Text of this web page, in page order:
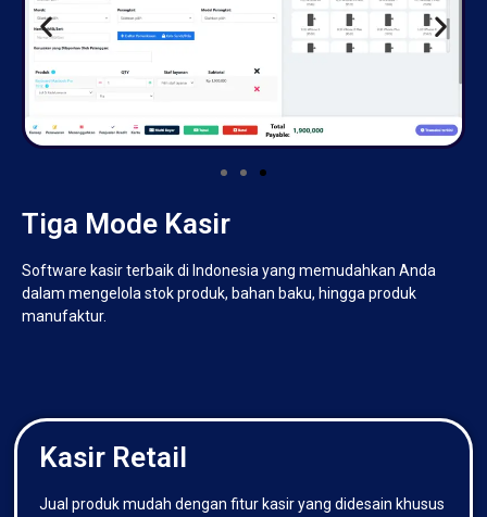
Tiga Mode Kasir
Software kasir terbaik di Indonesia yang memudahkan Anda
dalam mengelola stok produk, bahan baku, hingga produk
manufaktur.
Kasir Retail
Jual produk mudah dengan fitur kasir yang didesain khusus